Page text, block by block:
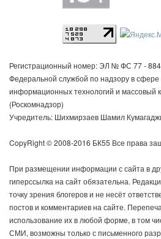
Регистрационный номер: ЭЛ № ФС 77 -
Федеральной службой по надзору в сфере
информационных технологий и массовый
(Роскомнадзор)
Учредитель: Шихмирзаев Шамил
CopyRight © 2008-2016 БК55 Все права
При размещении информации с сайта в
гиперссылка на сайт обязательна.
точку зрения блогеров и не несёт
постов и комментариев на сайте.
использование их в любой форме, в том
СМИ, возможны только с письменного